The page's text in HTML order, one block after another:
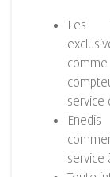
Les
service
service